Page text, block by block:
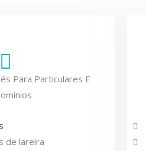
Para Particulares E
de lareira